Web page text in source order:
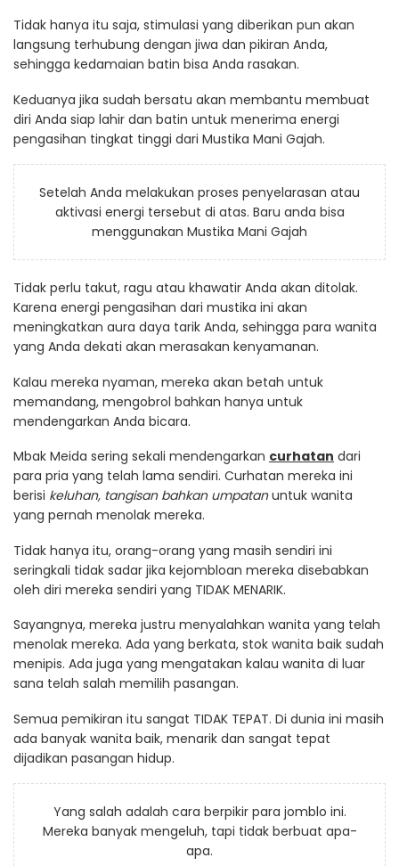
Tidak hanya itu saja, stimulasi yang diberikan pun akan
langsung terhubung dengan jiwa dan pikiran Anda,
sehingga kedamaian batin bisa Anda rasakan.
Keduanya jika sudah bersatu akan membantu membuat
diri Anda siap lahir dan batin untuk menerima energi
pengasihan tingkat tinggi dari Mustika Mani Gajah.
Setelah Anda melakukan proses penyelarasan atau
aktivasi energi tersebut di atas. Baru anda bisa
menggunakan Mustika Mani Gajah
Tidak perlu takut, ragu atau khawatir Anda akan ditolak.
Karena energi pengasihan dari mustika ini akan
meningkatkan aura daya tarik Anda, sehingga para wanita
yang Anda dekati akan merasakan kenyamanan.
Kalau mereka nyaman, mereka akan betah untuk
memandang, mengobrol bahkan hanya untuk
mendengarkan Anda bicara.
Mbak Meida sering sekali mendengarkan curhatan dari
para pria yang telah lama sendiri. Curhatan mereka ini
berisi keluhan, tangisan bahkan umpatanuntuk wanita
yang pernah menolak mereka.
Tidak hanya itu, orang-orang yang masih sendiri ini
seringkali tidak sadar jika kejombloan mereka disebabkan
oleh diri mereka sendiri yang TIDAK MENARIK.
Sayangnya, mereka justru menyalahkan wanita yang telah
menolak mereka. Ada yang berkata, stok wanita baik sudah
menipis. Ada juga yang mengatakan kalau wanita di luar
sana telah salah memilih pasangan.
Semua pemikiran itu sangat TIDAK TEPAT. Di dunia ini masih
ada banyak wanita baik, menarik dan sangat tepat
dijadikan pasangan hidup.
Yang salah adalah cara berpikir para jomblo ini.
Mereka banyak mengeluh, tapi tidak berbuat apa-
apa.